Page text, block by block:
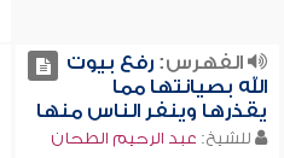
الفهرس:رفع بيوت
الله بصيانتها مما
يقذرها وينفر الناس منها
للشيخ: عبد الرحيم الطحان